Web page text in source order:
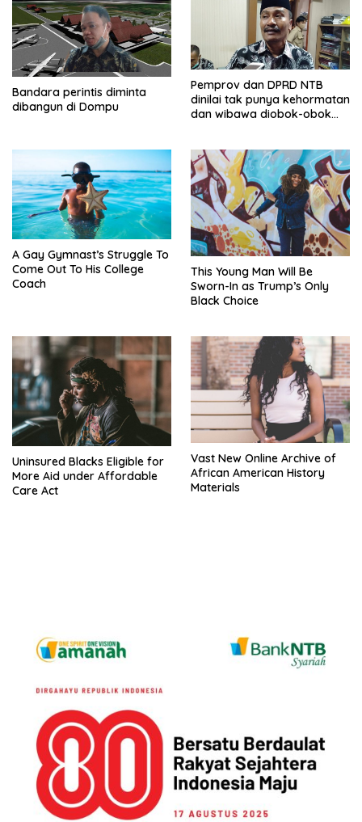
Bandara perintis diminta
dibangun di Dompu
Pemprov dan DPRD NTB
dinilai tak punya kehormatan
dan wibawa diobok-obok
A Gay Gymnast’s Struggle To
Come Out To His College
Coach
This Young Man Will Be
Sworn-In as Trump’s Only
Black Choice
Uninsured Blacks Eligible for
More Aid under Affordable
Care Act
Vast New Online Archive of
African American History
Materials